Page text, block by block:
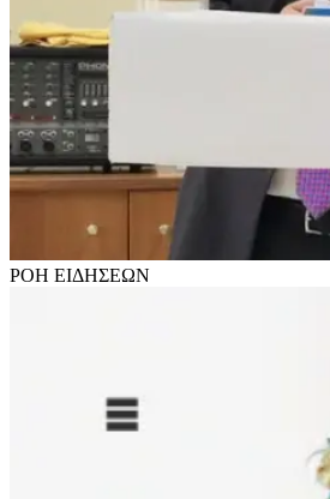
ΡΟΗ ΕΙΔΗΣΕΩΝ